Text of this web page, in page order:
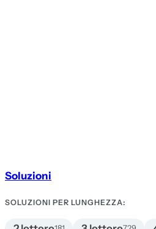
Soluzioni
SOLUZIONI PER LUNGHEZZA: